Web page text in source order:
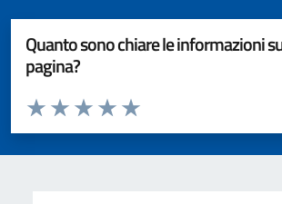
Quanto sono chiare le informazioni
pagina?
Valuta da 1 a 5 stelle la pagina
Valuta 5 stelle su 5
Valuta 4 stelle su 5
Valuta 3 stelle su 5
Valuta 2 stelle su 5
Valuta 1 stelle su 5